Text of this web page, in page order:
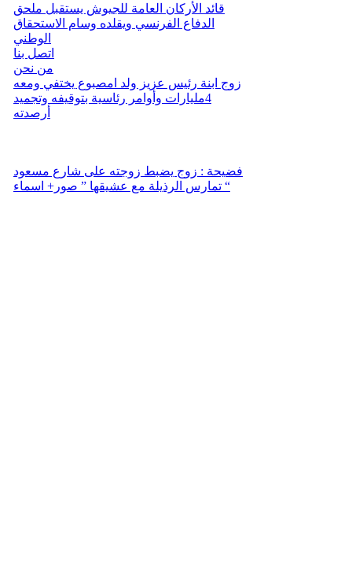
قائد الأركان العامة للجيوش يستقبل ملحق
الدفاع الفرنسي ويقلده وسام الاستحقاق
الوطني
اتصل بنا
من نحن
زوج ابنة رئيس عزيز ولد امصبوع يختفي ومعه
4مليارات وأوامر رئاسية بتوقيفه وتجميد
أرصدته
فضيحة : زوج يضبط زوجته على شارع مسعود
تمارس الرذيلة مع عشيقها ” صور+ اسماء “